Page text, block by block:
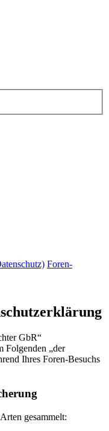
Foren-
GbR“
Folgenden „der
Ihres Foren-Besuchs
gesammelt: